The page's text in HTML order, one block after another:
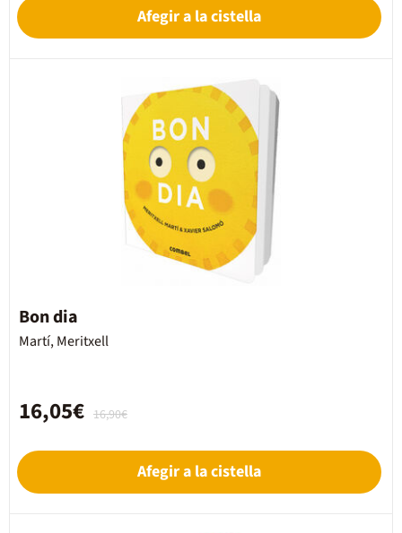
Afegir a la cistella
Bon dia
Martí, Meritxell
16,90€
16,05€
Afegir a la cistella